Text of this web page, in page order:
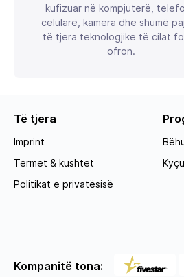
kufizuar në kompjuterë,
celularë, kamera dhe shumë
të tjera teknologjike të cilat
ofron.
Të tjera
Imprint
Termet & kushtet
Politikat e privatësisë
Kompanitë tona: